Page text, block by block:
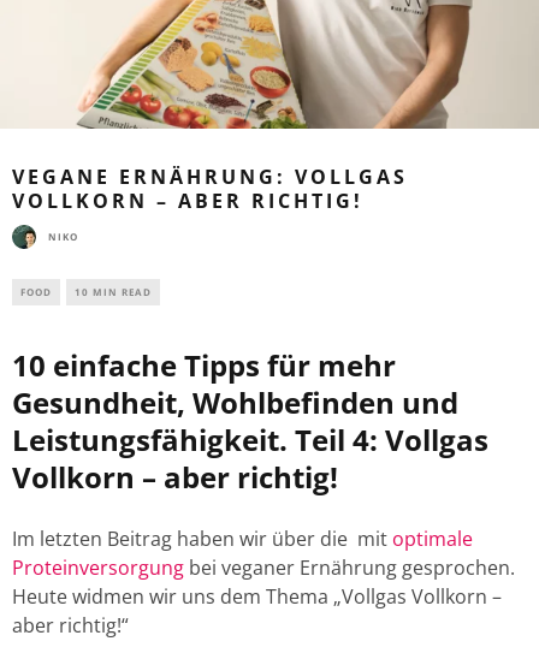
VEGANE ERNÄHRUNG: VOLLGAS
VOLLKORN – ABER RICHTIG!
NIKO
FOOD 10 MIN READ
10 einfache Tipps für mehr
Gesundheit, Wohlbefinden und
Leistungsfähigkeit. Teil 4: Vollgas
Vollkorn – aber richtig!
Im letzten Beitrag haben wir über die mit optimale
Proteinversorgung bei veganer Ernährung gesprochen.
Heute widmen wir uns dem Thema „Vollgas Vollkorn –
aber richtig!“